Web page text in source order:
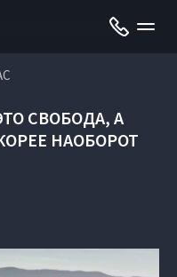
СВОБОДА, А
НАОБОРОТ